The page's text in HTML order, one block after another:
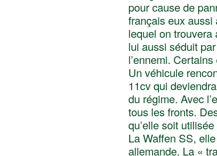
pour cause de
français eux aussi
lequel on trouvera
lui aussi séduit
l’ennemi.
Un véhicule
11cv qui
du régime. Avec
tous les fronts.
qu’elle soit
La Waffen SS,
allemande. La «